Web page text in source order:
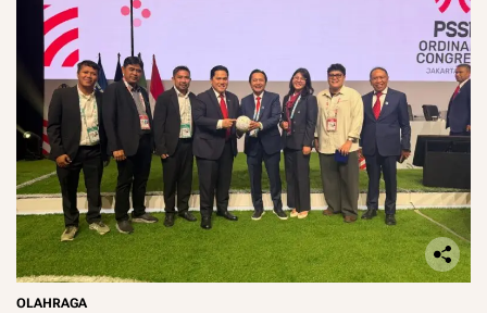
OLAHRAGA